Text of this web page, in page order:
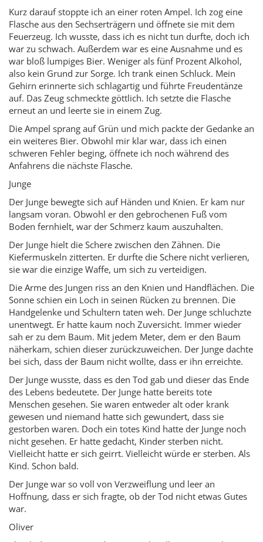
Kurz darauf stoppte ich an einer roten Ampel. Ich zog eine
Flasche aus den Sechserträgern und öffnete sie mit dem
Feuerzeug. Ich wusste, dass ich es nicht tun durfte, doch ich
war zu schwach. Außerdem war es eine Ausnahme und es
war bloß lumpiges Bier. Weniger als fünf Prozent Alkohol,
also kein Grund zur Sorge. Ich trank einen Schluck. Mein
Gehirn erinnerte sich schlagartig und führte Freudentänze
auf. Das Zeug schmeckte göttlich. Ich setzte die Flasche
erneut an und leerte sie in einem Zug.
Die Ampel sprang auf Grün und mich packte der Gedanke an
ein weiteres Bier. Obwohl mir klar war, dass ich einen
schweren Fehler beging, öffnete ich noch während des
Anfahrens die nächste Flasche.
Junge
Der Junge bewegte sich auf Händen und Knien. Er kam nur
langsam voran. Obwohl er den gebrochenen Fuß vom
Boden fernhielt, war der Schmerz kaum auszuhalten.
Der Junge hielt die Schere zwischen den Zähnen. Die
Kiefermuskeln zitterten. Er durfte die Schere nicht verlieren,
sie war die einzige Waffe, um sich zu verteidigen.
Die Arme des Jungen riss an den Knien und Handflächen. Die
Sonne schien ein Loch in seinen Rücken zu brennen. Die
Handgelenke und Schultern taten weh. Der Junge schluchzte
unentwegt. Er hatte kaum noch Zuversicht. Immer wieder
sah er zu dem Baum. Mit jedem Meter, dem er den Baum
näherkam, schien dieser zurückzuweichen. Der Junge dachte
bei sich, dass der Baum nicht wollte, dass er ihn erreichte.
Der Junge wusste, dass es den Tod gab und dieser das Ende
des Lebens bedeutete. Der Junge hatte bereits tote
Menschen gesehen. Sie waren entweder alt oder krank
gewesen und niemand hatte sich gewundert, dass sie
gestorben waren. Doch ein totes Kind hatte der Junge noch
nicht gesehen. Er hatte gedacht, Kinder sterben nicht.
Vielleicht hatte er sich geirrt. Vielleicht würde er sterben. Als
Kind. Schon bald.
Der Junge war so voll von Verzweiflung und leer an
Hoffnung, dass er sich fragte, ob der Tod nicht etwas Gutes
war.
Oliver